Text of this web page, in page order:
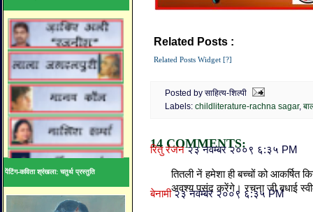
पेंटिंग-कविता श्रंखला: चतुर्थ प्रस्तुति
Related Posts :
Related Posts Widget [?]
Posted by साहित्य-शिल्पी
Labels: childliterature-rachna sagar,
14 COMMENTS:
रितु रंजन २३ नवम्बर २००९ ६:३५ PM
तितली नें हमेशा ही बच्चों को आकर्षित
अवश्य पसंद करेंगे। रचना जी बधाई
बेनामी२३ नवम्बर २००९ ६:३५ PM